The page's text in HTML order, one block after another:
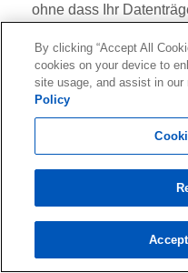
ohne dass Ihr
System her, um eine
durchzuführen. Sie ist
Speichermedium oder
Bei der
By clicking “Accept All
cookies on your device to
site usage, and assist in our
Policy